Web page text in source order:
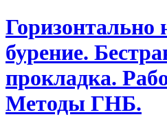
Горизонтально
бурение.
прокладка.
Методы ГНБ.